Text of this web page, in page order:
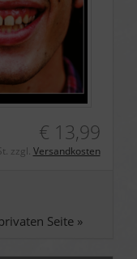
€ 13,99
zzgl. Versandkosten
Seite »